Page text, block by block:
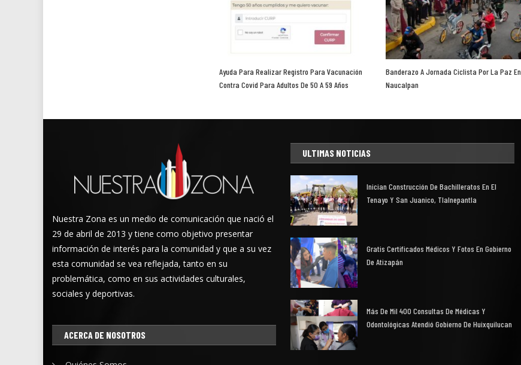
Ayuda Para Realizar Registro Para Vacunación
Contra Covid Para Adultos De 50 A 59 Años
Banderazo A Jornada Ciclista Por La Paz En
Naucalpan
Nuestra Zona es un medio de comunicación que nació el
29 de abril de 2013 y tiene como objetivo presentar
información de interés para la comunidad y que a su vez
esta comunidad se vea reflejada, tanto en su
problemática, como en sus actividades culturales,
sociales y deportivas.
ACERCA DE NOSOTROS
ULTIMAS NOTICIAS
Inician Construcción De Bachilleratos En El
Tenayo Y San Juanico, Tlalnepantla
Gratis Certificados Médicos Y Fotos En Gobierno
De Atizapán
Más De Mil 400 Consultas De Médicas Y
Odontológicas Atendió Gobierno De Huixquilucan